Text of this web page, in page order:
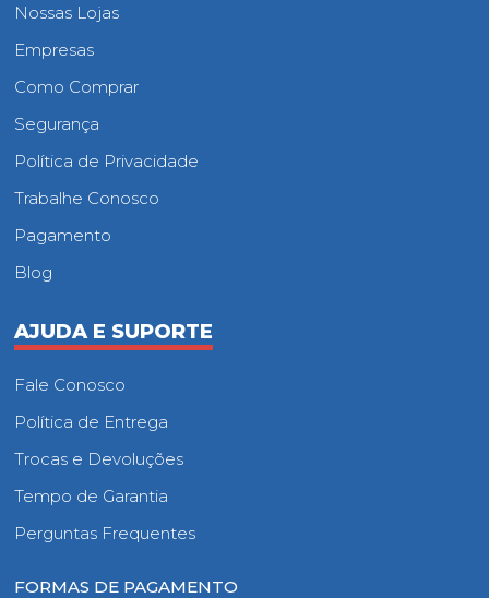
Nossas Lojas
Empresas
Como Comprar
Segurança
Política de Privacidade
Trabalhe Conosco
Pagamento
Blog
AJUDA E SUPORTE
Fale Conosco
Política de Entrega
Trocas e Devoluções
Tempo de Garantia
Perguntas Frequentes
FORMAS DE PAGAMENTO